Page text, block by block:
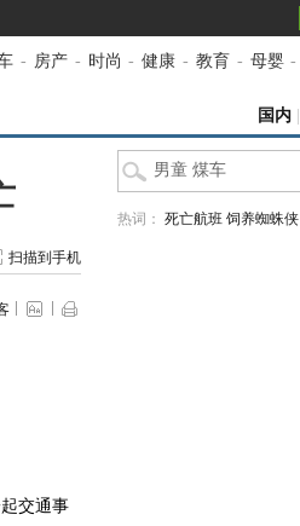
- 房产 - 时尚 - 健康 - 教育 - 母婴 -
国内
扫描到手机
交通事
热词： 死亡航班 饲养蜘蛛侠